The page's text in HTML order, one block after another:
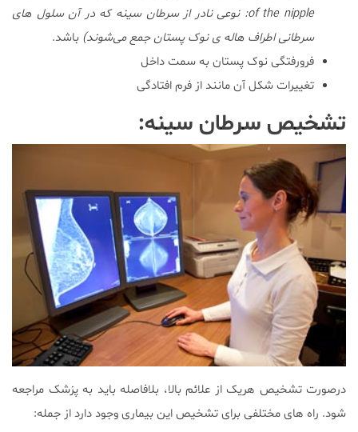
of the nipple: نوعی نادر از سرطان سینه که در آن سلول های
سرطانی اطراف هاله ی نوک پستان جمع می‌شوند) باشد.
فرورفتگی نوک پستان به سمت داخل
تغییرات شکل آن مانند از فرم افتادگی
تشخیص سرطان سینه:
درصورت تشخیص هریک از علائم بالا، بلافاصله باید به پزشک مراجعه
شود. راه های مختلفی برای تشخیص این بیماری وجود دارد از جمله: